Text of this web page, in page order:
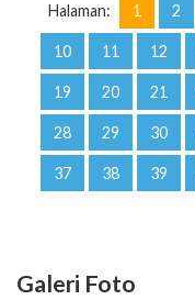
Halaman: 1 2
10 11 12
19 20 21
28 29 30
37 38 39
Galeri Foto